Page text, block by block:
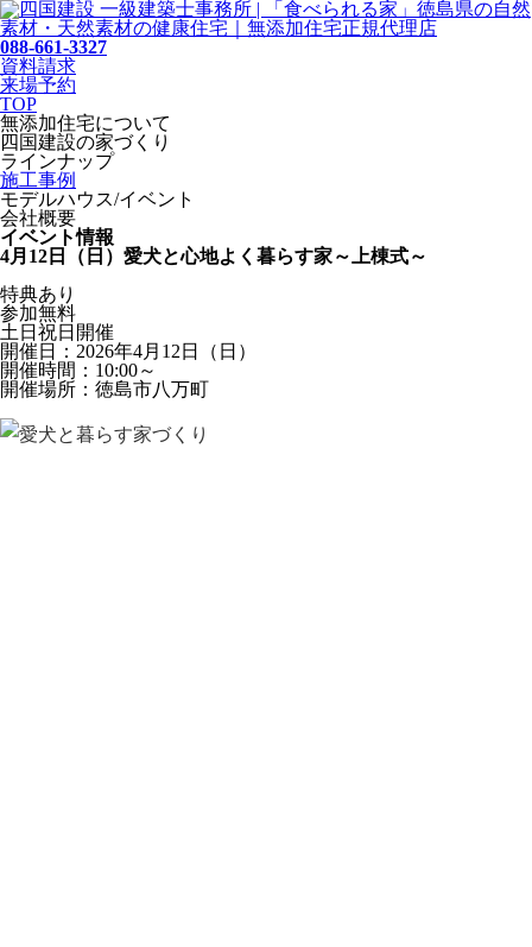
088-661-3327
資料請求
来場予約
TOP
無添加住宅について
四国建設の家づくり
ラインナップ
施工事例
モデルハウス/イベント
会社概要
イベント情報
4月12日（日）愛犬と心地よく暮らす家～上棟式～
特典あり
参加無料
土日祝日開催
開催日：2026年4月12日（日）
開催時間：10:00～
開催場所：徳島市八万町